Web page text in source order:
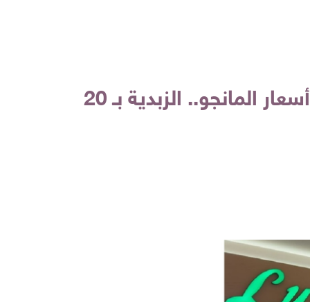
بخصومات تصل لـ 60%.. "لولو ماركت" يطرح عروض مميزة على أسعار المانجو.. الزبدية بـ 20